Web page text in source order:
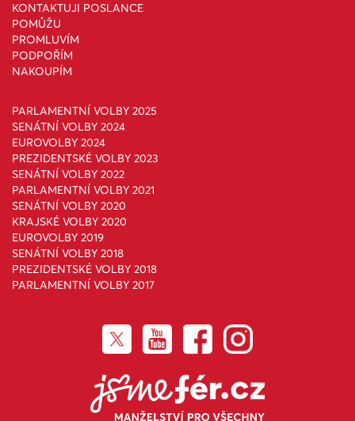
KONTAKTUJI POSLANCE
POMŮŽU
PROMLUVÍM
PODPOŘÍM
NAKOUPÍM
PARLAMENTNÍ VOLBY 2025
SENÁTNÍ VOLBY 2024
EUROVOLBY 2024
PREZIDENTSKÉ VOLBY 2023
SENÁTNÍ VOLBY 2022
PARLAMENTNÍ VOLBY 2021
SENÁTNÍ VOLBY 2020
KRAJSKÉ VOLBY 2020
EUROVOLBY 2019
SENÁTNÍ VOLBY 2018
PREZIDENTSKÉ VOLBY 2018
PARLAMENTNÍ VOLBY 2017